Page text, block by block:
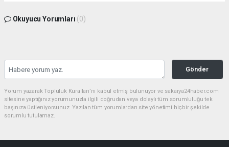
Okuyucu Yorumları (0)
Gönder
Yorum yazarak Topluluk Kuralları’nı kabul etmiş bulunuyor ve sakarya24haber.com
sitesine yaptığınız yorumunuzla ilgili doğrudan veya dolaylı tüm sorumluluğu tek
başınıza üstleniyorsunuz. Yazılan tüm yorumlardan site yönetimi hiçbir şekilde
sorumlu tutulamaz.